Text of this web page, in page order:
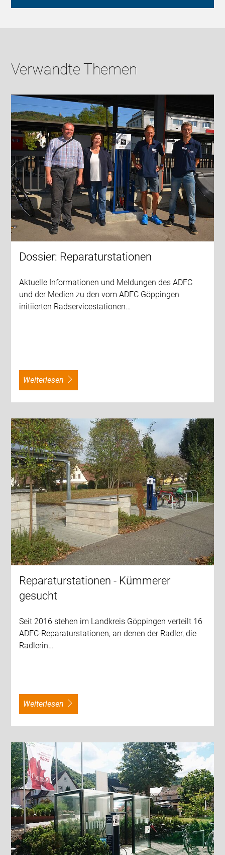
Verwandte Themen
Dossier: Reparaturstationen
Aktuelle Informationen und Meldungen des ADFC
und der Medien zu den vom ADFC Göppingen
initiierten Radservicestationen…
weiterlesen
Reparaturstationen - Kümmerer
gesucht
Seit 2016 stehen im Landkreis Göppingen verteilt 16
ADFC-Reparaturstationen, an denen der Radler, die
Radlerin…
weiterlesen